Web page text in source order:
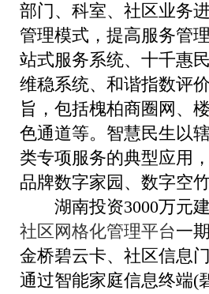
部门、科室、社区业务
管理模式，提高服务管
站式服务系统、十千惠
维稳系统、和谐指数评
旨，包括槐柏商圈网、
色通道等。智慧民生以
类专项服务的典型应用
品牌数字家园、数字空
湖南投资3000万元
社区网格化管理平台一
金桥碧云卡、社区信息
通过智能家庭信息终端(